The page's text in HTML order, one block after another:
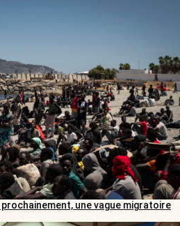
prochainement, une vague migratoire